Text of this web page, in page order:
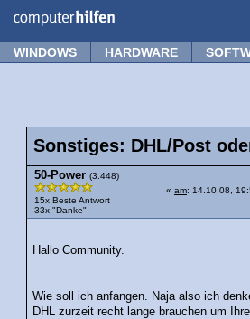
WINDOWS HARDWARE
Sonstiges: DHL/Post
50-Power (3.448)
15x Beste Antwort
33x "Danke"
« am: 14.10.08,
Hallo Community.
Wie soll ich anfangen. Naja also ich
DHL zurzeit recht lange brauchen um